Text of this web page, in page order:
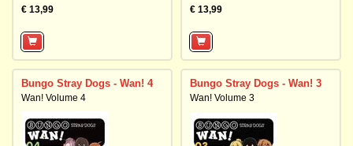
€ 13,99
€ 13,99
Bungo Stray Dogs - Wan! 4
Wan! Volume 4
Bungo Stray Dogs - Wan! 3
Wan! Volume 3